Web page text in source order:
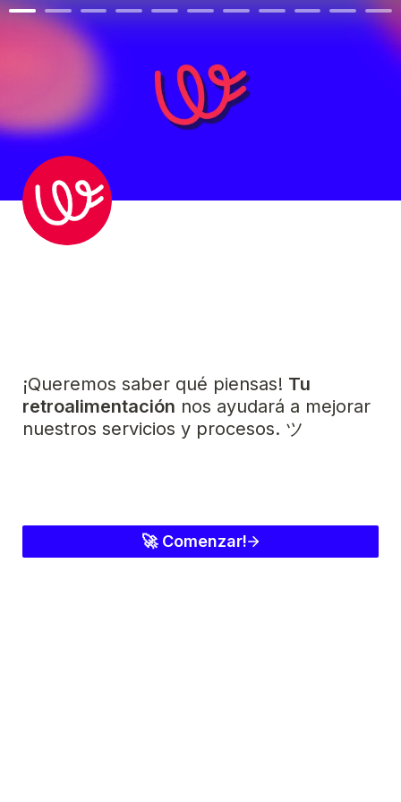
¡Queremos saber qué piensas! Tu
retroalimentación nos ayudará a mejorar
nuestros servicios y procesos. ツ
🚀 Comenzar!